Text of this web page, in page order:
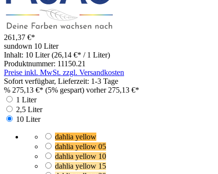
261,37 €*
sundown 10 Liter
Inhalt: 10 Liter (26,14 €* / 1 Liter)
Produktnummer: 11150.21
Preise inkl. MwSt. zzgl. Versandkosten
Sofort verfügbar, Lieferzeit: 1-3 Tage
% 275,13 €* (5% gespart) vorher 275,13 €*
1 Liter
2,5 Liter
10 Liter
dahlia yellow
dahlia yellow 05
dahlia yellow 10
dahlia yellow 15